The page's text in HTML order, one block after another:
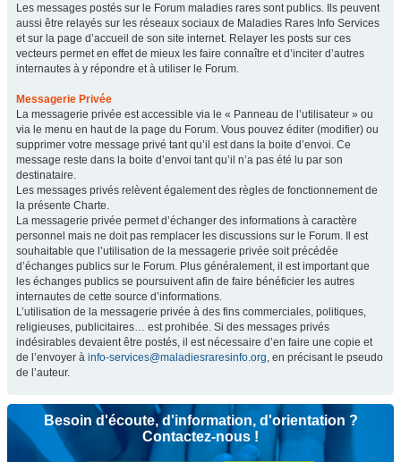
Les messages postés sur le Forum maladies rares sont publics. Ils peuvent
aussi être relayés sur les réseaux sociaux de Maladies Rares Info Services
et sur la page d’accueil de son site internet. Relayer les posts sur ces
vecteurs permet en effet de mieux les faire connaître et d’inciter d’autres
internautes à y répondre et à utiliser le Forum.
Messagerie Privée
La messagerie privée est accessible via le « Panneau de l’utilisateur » ou
via le menu en haut de la page du Forum. Vous pouvez éditer (modifier) ou
supprimer votre message privé tant qu’il est dans la boite d’envoi. Ce
message reste dans la boite d’envoi tant qu’il n’a pas été lu par son
destinataire.
Les messages privés relèvent également des règles de fonctionnement de
la présente Charte.
La messagerie privée permet d’échanger des informations à caractère
personnel mais ne doit pas remplacer les discussions sur le Forum. Il est
souhaitable que l’utilisation de la messagerie privée soit précédée
d’échanges publics sur le Forum. Plus généralement, il est important que
les échanges publics se poursuivent afin de faire bénéficier les autres
internautes de cette source d’informations.
L’utilisation de la messagerie privée à des fins commerciales, politiques,
religieuses, publicitaires… est prohibée. Si des messages privés
indésirables devaient être postés, il est nécessaire d’en faire une copie et
de l’envoyer à info-services@maladiesraresinfo.org, en précisant le pseudo
de l’auteur.
Besoin d'écoute, d'information, d'orientation ?
Contactez-nous !